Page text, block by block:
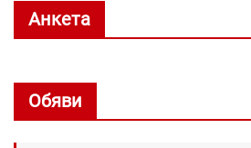
Анкета
Обяви